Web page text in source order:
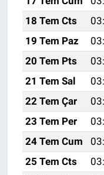
18 Tem Cts
19 Tem Paz
20 Tem Pts
21 Tem Sal
22 Tem Çar
23 Tem Per
24 Tem Cum
25 Tem Cts